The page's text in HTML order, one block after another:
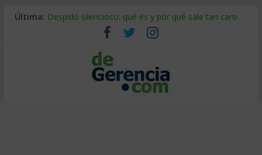
Última: Despido silencioso: qué es y por qué sale tan caro
La economía de Venezuela después del terremoto
Los 8 pasos de Kotter: liderar el cambio sin fracasar
Gestión de proyectos con IA: qué cambia en el oficio
IA y creatividad: cómo evitar que todos piensen igual